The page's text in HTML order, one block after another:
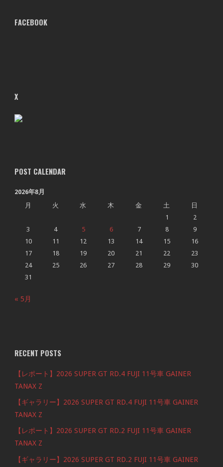
FACEBOOK
X
POST CALENDAR
2026年8月
月
火 水 木 金 土
日
1
2
3
4 5 6 7 8
9
10
11 12 13 14 15
16
17
18 19 20 21 22
23
24
25 26 27 28 29
30
31
« 5月
RECENT POSTS
【レポート】2026 SUPER GT RD.4 FUJI 11号車 GAINER
TANAX Z
【ギャラリー】2026 SUPER GT RD.4 FUJI 11号車 GAINER
TANAX Z
【レポート】2026 SUPER GT RD.2 FUJI 11号車 GAINER
TANAX Z
【ギャラリー】2026 SUPER GT RD.2 FUJI 11号車 GAINER